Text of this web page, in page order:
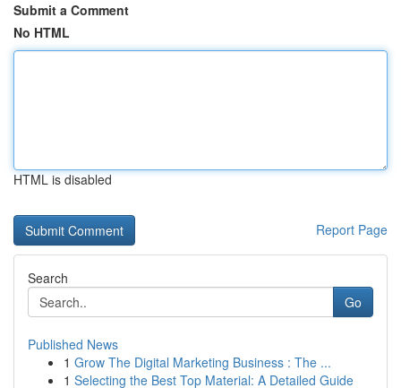
Submit a Comment
No HTML
HTML is disabled
Report Page
Search
Go
Published News
1 Grow The Digital Marketing Business : The ...
1 Selecting the Best Top Material: A Detailed Guide